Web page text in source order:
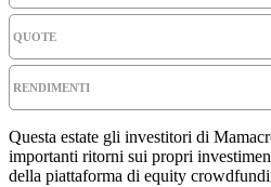
QUOTE
RENDIMENTI
Questa estate gli investitori di
importanti ritorni sui propri
della piattaforma di equity